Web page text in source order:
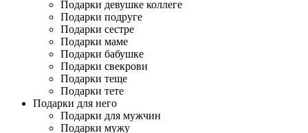
Подарки девушке коллеге
Подарки подруге
Подарки сестре
Подарки маме
Подарки бабушке
Подарки свекрови
Подарки теще
Подарки тете
Подарки для него
Подарки для мужчин
Подарки мужу